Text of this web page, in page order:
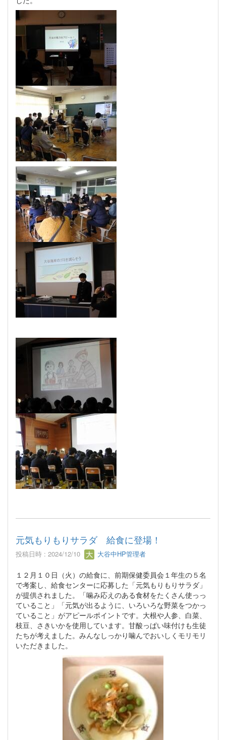
元気もりもりサラダ 給食に登場！
投稿日時 : 2024/12/10 大谷中HP管理者
１２月１０日（火）の給食に、前期保健委員会１年生の５名
で考案し、給食センターに応募した「元気もりもりサラダ」
が提供されました。「噛み応えのある食材をたくさん使っっ
ていること」「元気が出るように、いろいろな野菜をつかっ
ていること」がアピールポイントです。大根や人参、白菜、
枝豆、さきいかを使用しています。甘酸っぱい味付けも生徒
たちが考えました。みんなしっかり噛んでおいしくモリモリ
いただきました。